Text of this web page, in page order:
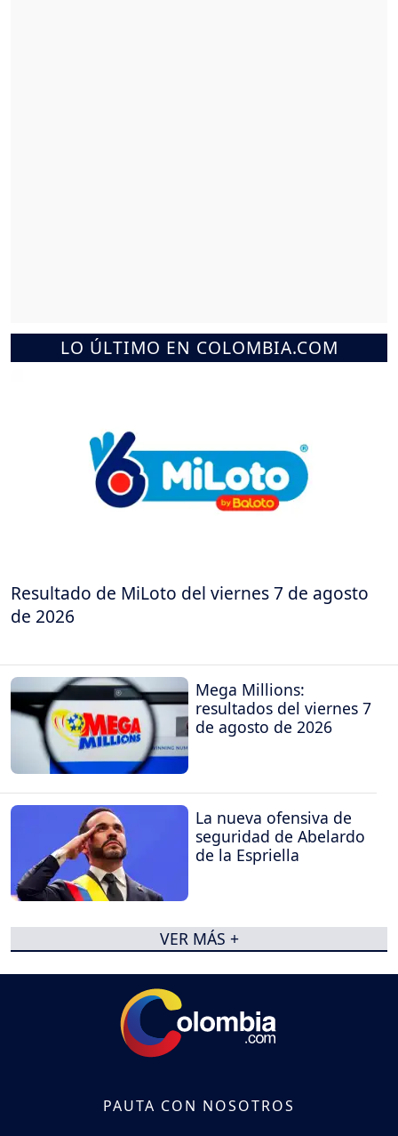
LO ÚLTIMO EN COLOMBIA.COM
Resultado de MiLoto del viernes 7 de agosto
de 2026
Mega Millions:
resultados del viernes 7
de agosto de 2026
La nueva ofensiva de
seguridad de Abelardo
de la Espriella
VER MÁS +
PAUTA CON NOSOTROS